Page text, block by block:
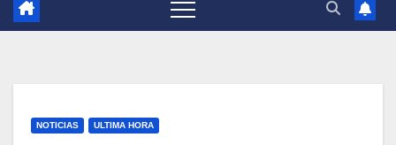
NOTICIAS ULTIMA HORA